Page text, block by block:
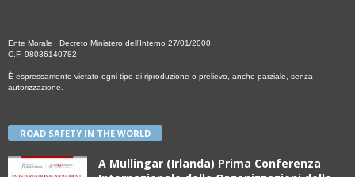
Ente Morale · Decreto Ministero dell’Interno 27/01/2000
C.F. 98036140782
È espressamente vietato ogni tipo di riproduzione o prelievo, anche parziale, senza
autorizzazione.
ROAD SAFETY IN THE WORLD
A Mullingar (Irlanda) Prima Conferenza